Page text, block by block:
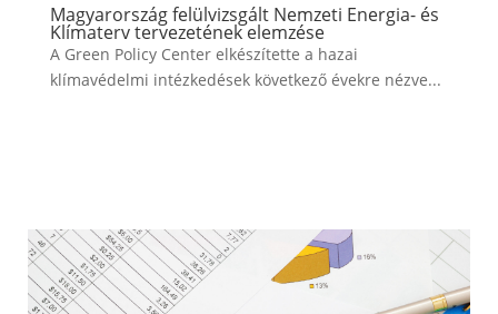
Magyarország felülvizsgált Nemzeti Energia- és
Klímaterv tervezetének elemzése
A Green Policy Center elkészítette a hazai
klímavédelmi intézkedések következő évekre nézve...